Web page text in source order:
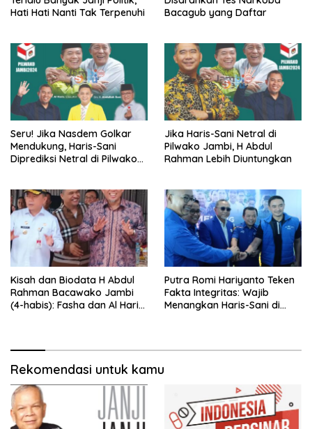
Hati Hati Nanti Tak Terpenuhi
Bacagub yang Daftar
Seru! Jika Nasdem Golkar
Mendukung, Haris-Sani
Diprediksi Netral di Pilwako
Jika Haris-Sani Netral di
Pilwako Jambi, H Abdul
Rahman Lebih Diuntungkan
Kisah dan Biodata H Abdul
Rahman Bacawako Jambi
(4-habis): Fasha dan Al Haris,
Putra Romi Hariyanto Teken
Fakta Integritas: Wajib
Menangkan Haris-Sani di
Rekomendasi untuk kamu